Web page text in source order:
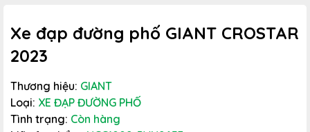
Xe đạp đường phố GIANT CROSTAR
2023
Thương hiệu: GIANT
Loại: XE ĐẠP ĐƯỜNG PHỐ
Tình trạng: Còn hàng